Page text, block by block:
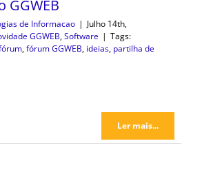
GGWEB
de Informacao | Julho 14th,
GGWEB,Software | Tags:
,fórum GGWEB, ideias, partilha de
Ler mais...